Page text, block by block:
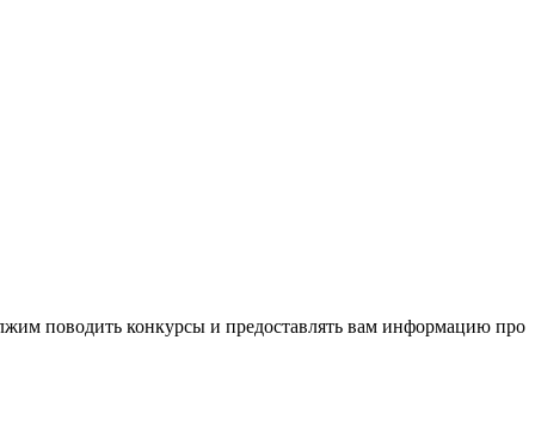
поводить конкурсы и предоставлять вам информацию про